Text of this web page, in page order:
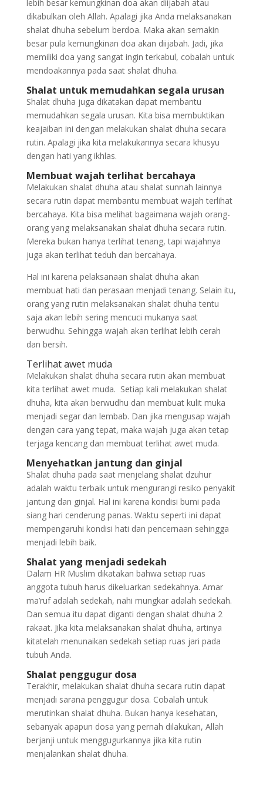
lebih besar kemungkinan doa akan diijabah atau
dikabulkan oleh Allah. Apalagi jika Anda melaksanakan
shalat dhuha sebelum berdoa. Maka akan semakin
besar pula kemungkinan doa akan diijabah. Jadi, jika
memiliki doa yang sangat ingin terkabul, cobalah untuk
mendoakannya pada saat shalat dhuha.
Shalat untuk memudahkan segala urusan
Shalat dhuha juga dikatakan dapat membantu
memudahkan segala urusan. Kita bisa membuktikan
keajaiban ini dengan melakukan shalat dhuha secara
rutin. Apalagi jika kita melakukannya secara khusyu
dengan hati yang ikhlas.
Membuat wajah terlihat bercahaya
Melakukan shalat dhuha atau shalat sunnah lainnya
secara rutin dapat membantu membuat wajah terlihat
bercahaya. Kita bisa melihat bagaimana wajah orang-
orang yang melaksanakan shalat dhuha secara rutin.
Mereka bukan hanya terlihat tenang, tapi wajahnya
juga akan terlihat teduh dan bercahaya.
Hal ini karena pelaksanaan shalat dhuha akan
membuat hati dan perasaan menjadi tenang. Selain itu,
orang yang rutin melaksanakan shalat dhuha tentu
saja akan lebih sering mencuci mukanya saat
berwudhu. Sehingga wajah akan terlihat lebih cerah
dan bersih.
Terlihat awet muda
Melakukan shalat dhuha secara rutin akan membuat
kita terlihat awet muda. Setiap kali melakukan shalat
dhuha, kita akan berwudhu dan membuat kulit muka
menjadi segar dan lembab. Dan jika mengusap wajah
dengan cara yang tepat, maka wajah juga akan tetap
terjaga kencang dan membuat terlihat awet muda.
Menyehatkan jantung dan ginjal
Shalat dhuha pada saat menjelang shalat dzuhur
adalah waktu terbaik untuk mengurangi resiko penyakit
jantung dan ginjal. Hal ini karena kondisi bumi pada
siang hari cenderung panas. Waktu seperti ini dapat
mempengaruhi kondisi hati dan pencernaan sehingga
menjadi lebih baik.
Shalat yang menjadi sedekah
Dalam HR Muslim dikatakan bahwa setiap ruas
anggota tubuh harus dikeluarkan sedekahnya. Amar
ma’ruf adalah sedekah, nahi mungkar adalah sedekah.
Dan semua itu dapat diganti dengan shalat dhuha 2
rakaat. Jika kita melaksanakan shalat dhuha, artinya
kitatelah menunaikan sedekah setiap ruas jari pada
tubuh Anda.
Shalat penggugur dosa
Terakhir, melakukan shalat dhuha secara rutin dapat
menjadi sarana penggugur dosa. Cobalah untuk
merutinkan shalat dhuha. Bukan hanya kesehatan,
sebanyak apapun dosa yang pernah dilakukan, Allah
berjanji untuk menggugurkannya jika kita rutin
menjalankan shalat dhuha.